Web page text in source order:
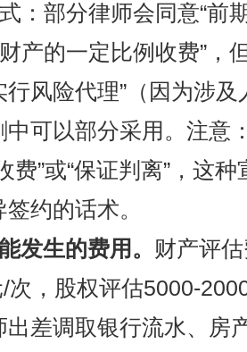
：部分律师会同意“前
产的一定比例收费”，
风险代理”（因为涉及
中可以部分采用。注意
费”或“保证判离”，这
约的话术。
发生的费用。 财产评
次，股权评估5000-
出差调取银行流水、房